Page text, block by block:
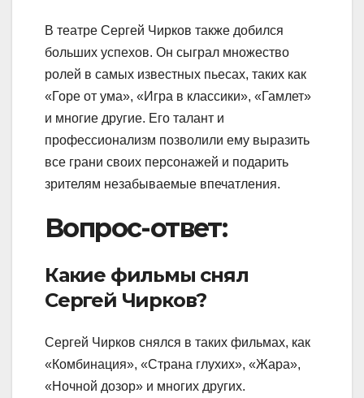
В театре Сергей Чирков также добился
больших успехов. Он сыграл множество
ролей в самых известных пьесах, таких как
«Горе от ума», «Игра в классики», «Гамлет»
и многие другие. Его талант и
профессионализм позволили ему выразить
все грани своих персонажей и подарить
зрителям незабываемые впечатления.
Вопрос-ответ:
Какие фильмы снял
Сергей Чирков?
Сергей Чирков снялся в таких фильмах, как
«Комбинация», «Страна глухих», «Жара»,
«Ночной дозор» и многих других.